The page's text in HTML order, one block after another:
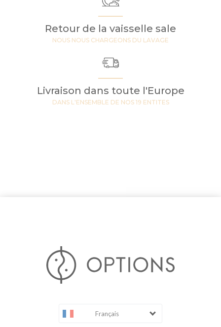
Retour de la vaisselle sale
NOUS NOUS CHARGEONS DU LAVAGE
Livraison dans toute l'Europe
DANS L'ENSEMBLE DE NOS 19 ENTITES
Français